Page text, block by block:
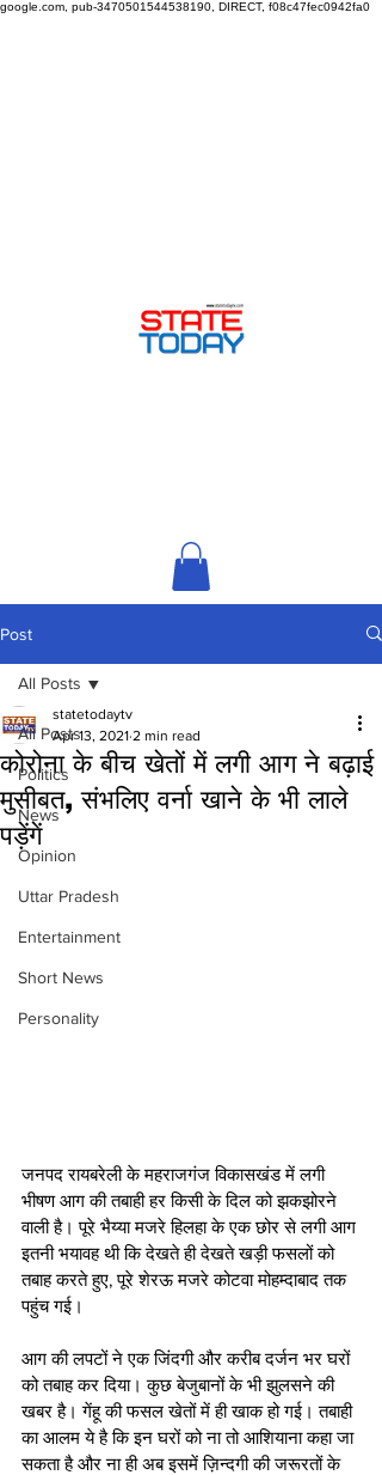
google.com, pub-3470501544538190, DIRECT, f08c47fec0942fa0
Post
All Posts
Politics
News
Opinion
Uttar Pradesh
Entertainment
Short News
Personality
All Posts
कोरोना के बीच खेतों में लगी आग ने बढ़ाई
मुसीबत, संभलिए वर्ना खाने के भी लाले
पड़ेंगें
statetodaytv
Apr 13, 2021 2 min read
जनपद रायबरेली के महराजगंज विकासखंड में लगी
भीषण आग की तबाही हर किसी के दिल को झकझोरने
वाली है। पूरे भैय्या मजरे हिलहा के एक छोर से लगी आग
इतनी भयावह थी कि देखते ही देखते खड़ी फसलों को
तबाह करते हुए, पूरे शेरऊ मजरे कोटवा मोहम्दाबाद तक
पहुंच गई।
आग की लपटों ने एक जिंदगी और करीब दर्जन भर घरों
को तबाह कर दिया। कुछ बेजुबानों के भी झुलसने की
खबर है। गेंहू की फसल खेतों में ही खाक हो गई। तबाही
का आलम ये है कि इन घरों को ना तो आशियाना कहा जा
सकता है और ना ही अब इसमें ज़िन्दगी की जरूरतों के